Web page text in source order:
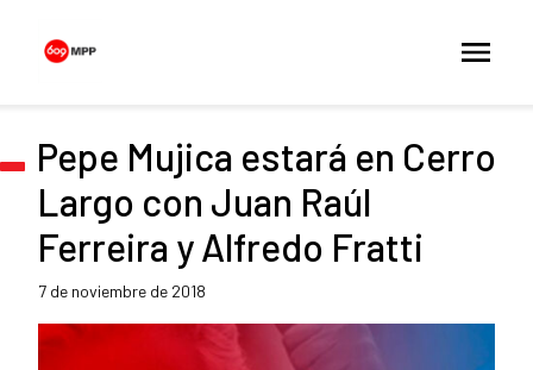
Pepe Mujica estará en Cerro
Largo con Juan Raúl
Ferreira y Alfredo Fratti
7 de noviembre de 2018